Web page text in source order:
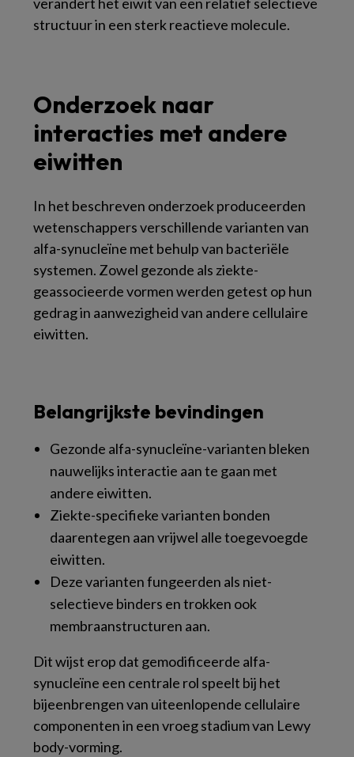
structuur in een sterk reactieve molecule.
Onderzoek naar
interacties met andere
eiwitten
In het beschreven onderzoek produceerden
wetenschappers verschillende varianten van
alfa-synucleïne met behulp van bacteriële
systemen. Zowel gezonde als ziekte-
geassocieerde vormen werden getest op hun
gedrag in aanwezigheid van andere cellulaire
eiwitten.
Belangrijkste bevindingen
Gezonde alfa-synucleïne-varianten bleken
nauwelijks interactie aan te gaan met
andere eiwitten.
Ziekte-specifieke varianten bonden
daarentegen aan vrijwel alle toegevoegde
eiwitten.
Deze varianten fungeerden als niet-
selectieve binders en trokken ook
membraanstructuren aan.
Dit wijst erop dat gemodificeerde alfa-
synucleïne een centrale rol speelt bij het
bijeenbrengen van uiteenlopende cellulaire
componenten in een vroeg stadium van Lewy
body-vorming.